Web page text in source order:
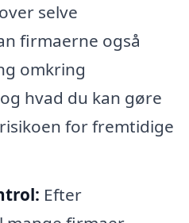
selve
firmaerne også
omkring
hvad du kan gøre
for fremtidige
Efter